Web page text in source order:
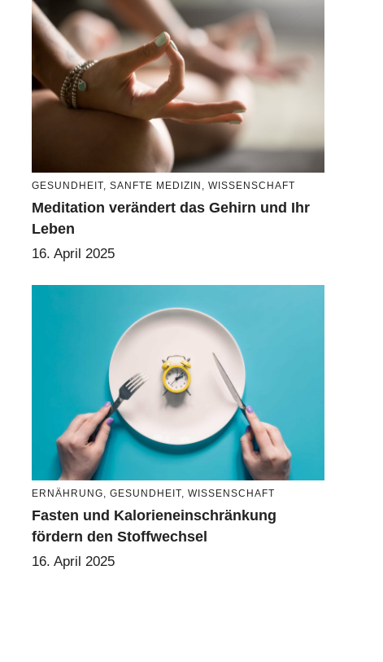
GESUNDHEIT, SANFTE MEDIZIN , WISSENSCHAFT
Meditation verändert das Gehirn und Ihr
Leben
16. April 2025
ERNÄHRUNG GESUNDHEIT WISSENSCHAFT
Fasten und Kalorieneinschränkung
fördern den Stoffwechsel
16. April 2025